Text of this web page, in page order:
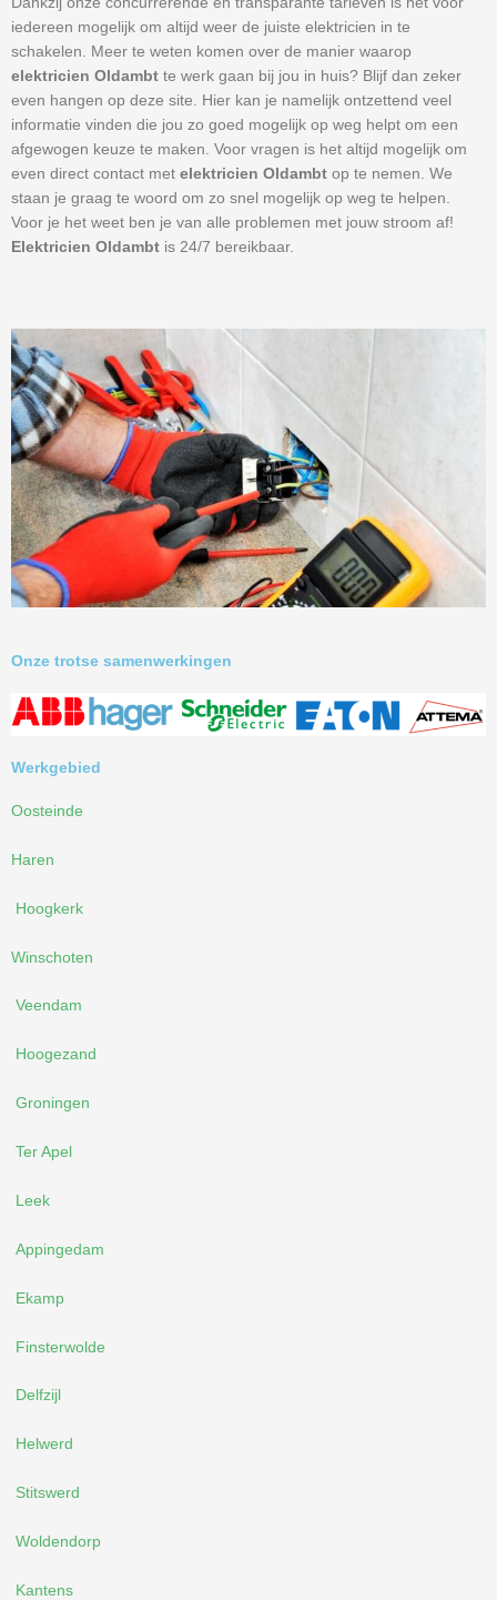
iedereen mogelijk om altijd weer de juiste elektricien in te
schakelen. Meer te weten komen over de manier waarop
elektricien Oldambt te werk gaan bij jou in huis? Blijf dan zeker
even hangen op deze site. Hier kan je namelijk ontzettend veel
informatie vinden die jou zo goed mogelijk op weg helpt om een
afgewogen keuze te maken. Voor vragen is het altijd mogelijk om
even direct contact met elektricien Oldambt op te nemen. We
staan je graag te woord om zo snel mogelijk op weg te helpen.
Voor je het weet ben je van alle problemen met jouw stroom af!
Elektricien Oldambt is 24/7 bereikbaar.
Onze trotse samenwerkingen
Werkgebied
Oosteinde
Haren
Hoogkerk
Winschoten
Veendam
Hoogezand
Groningen
Ter Apel
Leek
Appingedam
Ekamp
Finsterwolde
Delfzijl
Helwerd
Stitswerd
Woldendorp
Kantens